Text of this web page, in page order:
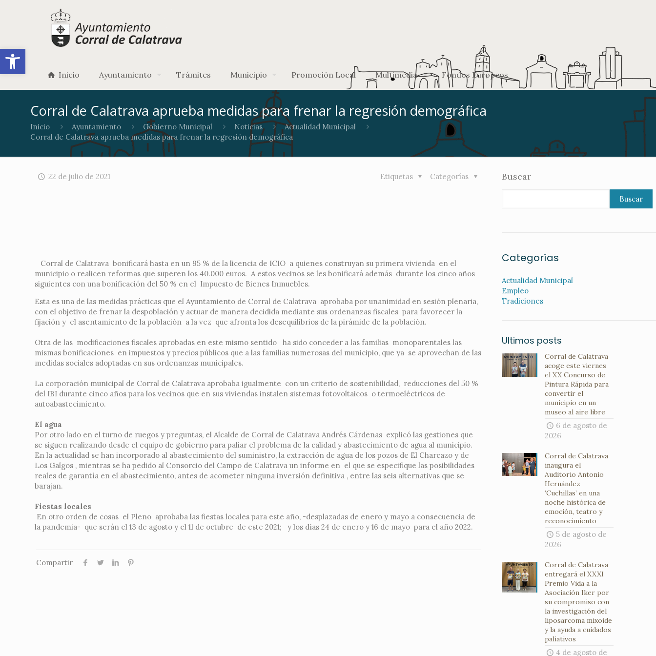
Abrir barra de herramientas
Inicio Ayuntamiento Trámites Municipio Promoción Local Multimedia Fondos Europeos
Corral de Calatrava aprueba medidas para frenar la regresión demográfica
Inicio Ayuntamiento Gobierno Municipal Noticias
Actualidad Municipal
Corral de Calatrava aprueba medidas para frenar la regresión demográfica
22 de julio de 2021 Categorías
Etiquetas
Corral de Calatrava bonificará hasta en un 95 % de la licencia de ICIO a quienes construyan su primera vivienda en el
municipio o realicen reformas que superen los 40.000 euros. A estos vecinos se les bonificará además durante los cinco años
siguientes con una bonificación del 50 % en el Impuesto de Bienes Inmuebles.
Esta es una de las medidas prácticas que el Ayuntamiento de Corral de Calatrava aprobaba por unanimidad en sesión plenaria,
con el objetivo de frenar la despoblación y actuar de manera decidida mediante sus ordenanzas fiscales para favorecer la
fijación y el asentamiento de la población a la vez que afronta los desequilibrios de la pirámide de la población.
Otra de las modificaciones fiscales aprobadas en este mismo sentido ha sido conceder a las familias monoparentales las
mismas bonificaciones en impuestos y precios públicos que a las familias numerosas del municipio, que ya se aprovechan de las
medidas sociales adoptadas en sus ordenanzas municipales.
La corporación municipal de Corral de Calatrava aprobaba igualmente con un criterio de sostenibilidad, reducciones del 50 %
del IBI durante cinco años para los vecinos que en sus viviendas instalen sistemas fotovoltaicos o termoeléctricos de
autoabastecimiento.
El agua
Por otro lado en el turno de ruegos y preguntas, el Alcalde de Corral de Calatrava Andrés Cárdenas explicó las gestiones que
se siguen realizando desde el equipo de gobierno para paliar el problema de la calidad y abastecimiento de agua al municipio.
En la actualidad se han incorporado al abastecimiento del suministro, la extracción de agua de los pozos de El Charcazo y de
Los Galgos , mientras se ha pedido al Consorcio del Campo de Calatrava un informe en el que se especifique las posibilidades
reales de garantía en el abastecimiento, antes de acometer ninguna inversión definitiva , entre las seis alternativas que se
barajan.
Fiestas locales
En otro orden de cosas el Pleno aprobaba las fiestas locales para este año, -desplazadas de enero y mayo a consecuencia de
la pandemia- que serán el 13 de agosto y el 11 de octubre de este 2021; y los días 24 de enero y 16 de mayo para el año 2022.
Compartir
Buscar
Buscar
Categorías
Actualidad Municipal
Empleo
Tradiciones
Ultimos posts
Corral de Calatrava
acoge este viernes
el XX Concurso de
Pintura Rápida para
convertir el
municipio en un
museo al aire libre
6 de agosto de
2026
Corral de Calatrava
inaugura el
Auditorio Antonio
Hernández
‘Cuchillas’ en una
noche histórica de
emoción, teatro y
reconocimiento
5 de agosto de
2026
Corral de Calatrava
entregará el XXXI
Premio Vida a la
Asociación Iker por
su compromiso con
la investigación del
liposarcoma mixoide
y la ayuda a cuidados
paliativos
4 de agosto de